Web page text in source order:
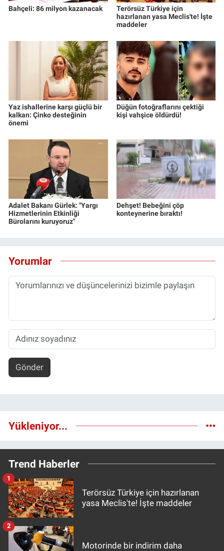
Bahçeli: 86 milyon kazanacak
Terörsüz Türkiye için
hazırlanan yasa Meclis'te! İşte
maddeler
Yaz ishallerine karşı güçlü bir
kalkan: Çinko desteğinin
önemi
Düğün fotoğraflarını çektiği
kişi vahşice öldürdü!
Adalet Bakanı Gürlek: "Yargı
Hizmetlerinin Etkinliği
Bürolarını kuruyoruz"
Dehşet! Bebeğini çöp
konteynerine bıraktı!
Yorumlar
Gönder
Yükleniyor...
Trend Haberler
Terörsüz Türkiye için hazırlanan
yasa Meclis'te! İşte maddeler
1
Motorinde bir indirim daha
2